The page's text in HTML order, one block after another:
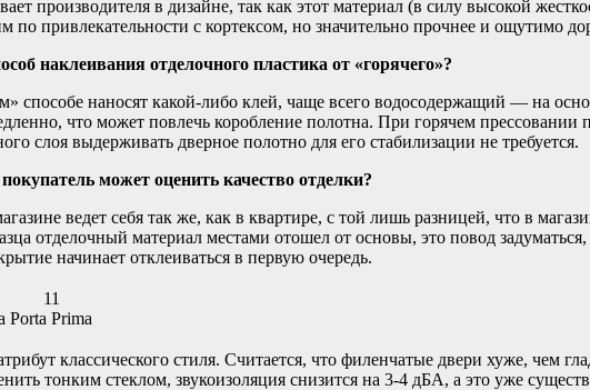
производителя в дизайне, так как этот материал (в силу высокой
привлекательности с кортексом, но значительно прочнее и ощутимо
наклеивания отделочного пластика от «горячего»?
способе наносят какой-либо клей, чаще всего водосодержащий — на
что может повлечь коробление полотна. При горячем
слоя выдерживать дверное полотно для его стабилизации не требуется.
может оценить качество отделки?
ведет себя так же, как в квартире, с той лишь разницей, что в
отделочный материал местами отошел от основы, это повод
начинает отклеиваться в первую очередь.
11
Porta Prima
классического стиля. Считается, что филенчатые двери хуже, чем
тонким стеклом, звукоизоляция снизится на 3-4 дБА, а это уже